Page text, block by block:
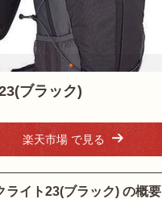
1
ブラック)
楽天市場 で見る
イト23(ブラック) の概要